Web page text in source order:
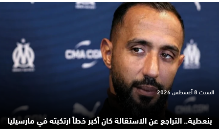
بنعطية.. التراجع عن الاستقالة كان أكبر خطأ ارتكبته في مارسيليا
السبت 8 أغسطس 2026